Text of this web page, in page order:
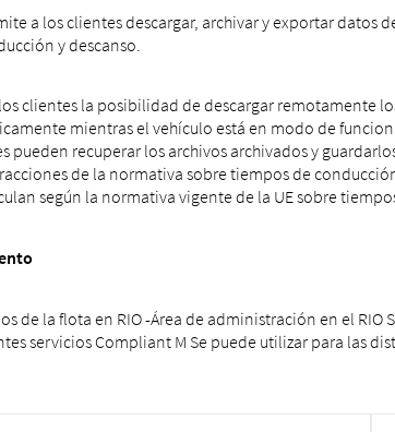
a los clientes descargar, archivar y exportar
y descanso.
clientes la posibilidad de descargar remotamente
mientras el vehículo está en modo de
pueden recuperar los archivos archivados y
de la normativa sobre tiempos de
según la normativa vigente de la UE sobre
de la flota en RIO -Área de administración en el
servicios Compliant M Se puede utilizar para las